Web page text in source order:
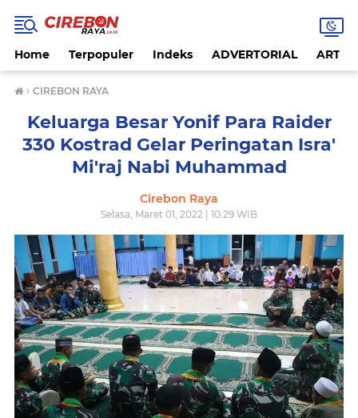
Home Terpopuler Indeks ADVERTORIAL
› CIREBON RAYA
Keluarga Besar Yonif Para Raider
330 Kostrad Gelar Peringatan Isra'
Mi'raj Nabi Muhammad
Cirebon Raya
Selasa, Maret 01, 2022 | 10:29 WIB